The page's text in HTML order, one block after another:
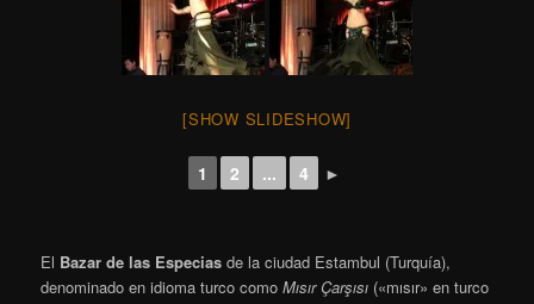
[SHOW SLIDESHOW]
1 2 ... 4 ►
El Bazar de las Especias de la ciudad Estambul (Turquía),
denominado en idioma turco comoMısır Çarşısı («mısır» en turco